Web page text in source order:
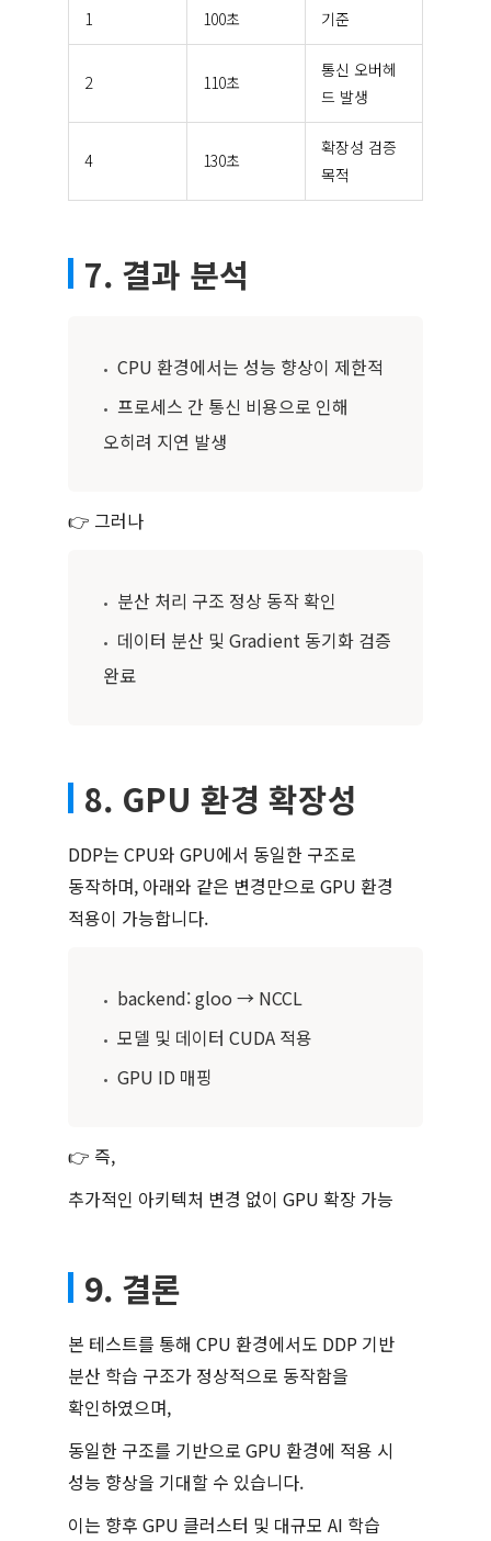
1 100초 기준
2 110초
통신 오버헤
드 발생
4 130초
확장성 검증
목적
7. 결과 분석
• CPU 환경에서는 성능 향상이 제한적
• 프로세스 간 통신 비용으로 인해
오히려 지연 발생
👉 그러나
• 분산 처리 구조 정상 동작 확인
• 데이터 분산 및 Gradient 동기화 검증
완료
8. GPU 환경 확장성
DDP는 CPU와 GPU에서 동일한 구조로
동작하며, 아래와 같은 변경만으로 GPU 환경
적용이 가능합니다.
• backend: gloo → NCCL
• 모델 및 데이터 CUDA 적용
• GPU ID 매핑
👉 즉,
추가적인 아키텍처 변경 없이 GPU 확장 가능
9. 결론
본 테스트를 통해 CPU 환경에서도 DDP 기반
분산 학습 구조가 정상적으로 동작함을
확인하였으며,
동일한 구조를 기반으로 GPU 환경에 적용 시
성능 향상을 기대할 수 있습니다.
이는 향후 GPU 클러스터 및 대규모 AI 학습